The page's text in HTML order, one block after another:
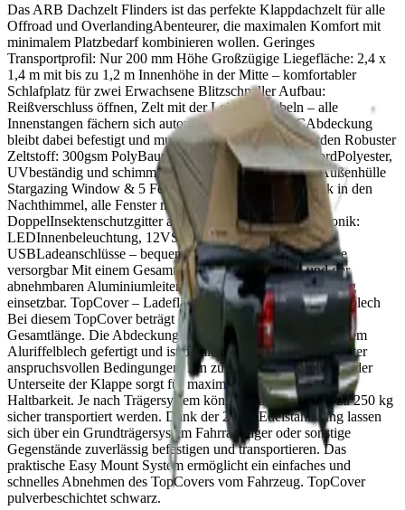
Das ARB Dachzelt Flinders ist das perfekte Klappdachzelt für alle
Offroad und OverlandingAbenteurer, die maximalen Komfort mit
minimalem Platzbedarf kombinieren wollen. Geringes
Transportprofil: Nur 200 mm Höhe Großzügige Liegefläche: 2,4 x
1,4 m mit bis zu 1,2 m Innenhöhe in der Mitte – komfortabler
Schlafplatz für zwei Erwachsene Blitzschneller Aufbau:
Reißverschluss öffnen, Zelt mit der Leiter aufhebeln – alle
Innenstangen fächern sich automatisch auf; die PVCAbdeckung
bleibt dabei befestigt und muss nicht abgenommen werden Robuster
Zeltstoff: 300gsm PolyBaumwollRipstop & 420D OxfordPolyester,
UVbeständig und schimmelresistent, mit 600gsm PVCAußenhülle
Stargazing Window & 5 Fenster: Atemberaubender Blick in den
Nachthimmel, alle Fenster mit mückensicherem
DoppelInsektenschutzgitter ausgestattet Integrierte Elektronik:
LEDInnenbeleuchtung, 12VSteckdose und zwei
USBLadeanschlüsse – bequem über die Fahrzeugsteckdose
versorgbar Mit einem Gesamtgewicht von ca. 56 kg und der
abnehmbaren Aluminiumleiter ist das ARB Flinders vielseitig
einsetzbar. TopCover – Ladeflächenabdeckung aus Aluriffelblech
Bei diesem TopCover beträgt der klappbare Teil ca. 70% der
Gesamtlänge. Die Abdeckung wird aus salzwasserbeständigem
Aluriffelblech gefertigt und ist damit ideal für den Einsatz unter
anspruchsvollen Bedingungen. Ein zusätzlicher Rahmen auf der
Unterseite der Klappe sorgt für maximale Stabilität und lange
Haltbarkeit. Je nach Trägersystem können Lasten von bis zu 250 kg
sicher transportiert werden. Dank der 22mmEdelstahlreling lassen
sich über ein Grundträgersystem Fahrradträger oder sonstige
Gegenstände zuverlässig befestigen und transportieren. Das
praktische Easy Mount System ermöglicht ein einfaches und
schnelles Abnehmen des TopCovers vom Fahrzeug. TopCover
pulverbeschichtet schwarz.